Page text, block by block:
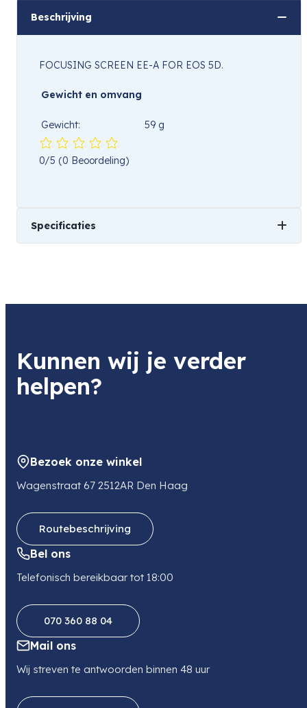
Beschrijving
FOCUSING SCREEN EE-A FOR EOS 5D.
Gewicht en omvang
Gewicht: 59 g
0/5 (0 Beoordeling)
Specificaties
Kunnen wij je verder
helpen?
Bezoek onze winkel
Wagenstraat 67 2512AR Den Haag
Routebeschrijving
Bel ons
Telefonisch bereikbaar tot 18:00
070 360 88 04
Mail ons
Wij streven te antwoorden binnen 48 uur